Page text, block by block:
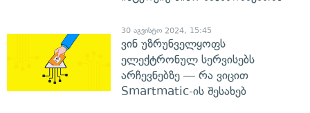
30 აგვისტო 2024, 15:45
ვინ უზრუნველყოფს
ელექტრონულ სერვისებს
არჩევნებზე — რა ვიცით
Smartmatic-ის შესახებ